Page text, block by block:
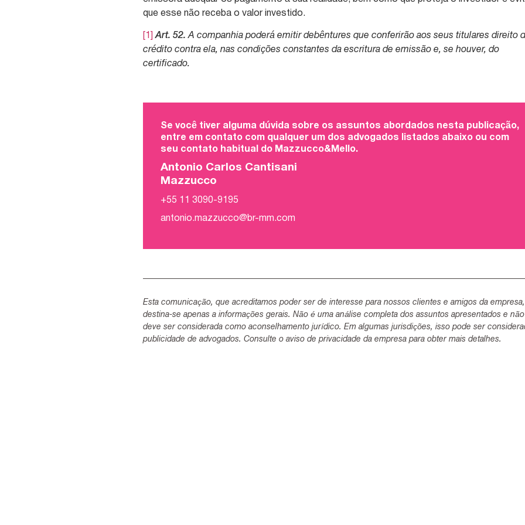
que esse não receba o valor investido.
[1] Art. 52. A companhia poderá emitir debêntures que conferirão aos seus titulares direito
crédito contra ela, nas condições constantes da escritura de emissão e, se houver, do
certificado.
Se você tiver alguma dúvida sobre os assuntos abordados nesta publicação,
entre em contato com qualquer um dos advogados listados abaixo ou com
seu contato habitual do Mazzucco&Mello.
Antonio Carlos Cantisani
Mazzucco
+55 11 3090-9195
antonio.mazzucco@br-mm.com
Esta comunicação, que acreditamos poder ser de interesse para nossos clientes e amigos da empresa,
destina-se apenas a informações gerais. Não é uma análise completa dos assuntos apresentados e não
deve ser considerada como aconselhamento jurídico. Em algumas jurisdições, isso pode ser
publicidade de advogados. Consulte o aviso de privacidade da empresa para obter mais detalhes.